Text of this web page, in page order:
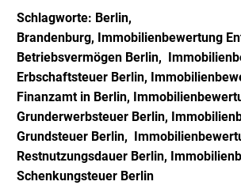
Schlagworte: Berlin,
Brandenburg, Immobilienbewertung
Betriebsvermögen Berlin,
Erbschaftsteuer Berlin,
Finanzamt in Berlin,
Grunderwerbsteuer Berlin,
Grundsteuer Berlin,
Restnutzungsdauer Berlin,
Schenkungsteuer Berlin